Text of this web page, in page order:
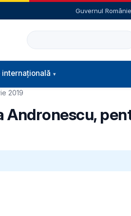
Guvernul
Caută
internațională
2019
Andronescu,